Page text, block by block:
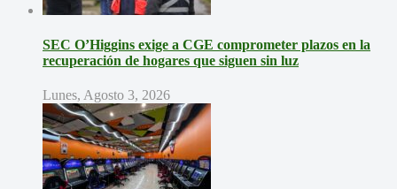
SEC O’Higgins exige a CGE comprometer plazos en la
recuperación de hogares que siguen sin luz
Lunes, Agosto 3, 2026